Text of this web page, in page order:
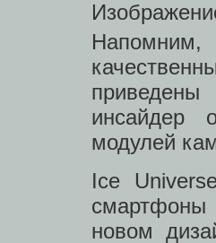
инсайдер
модулей
Ice
смартфоны
новом